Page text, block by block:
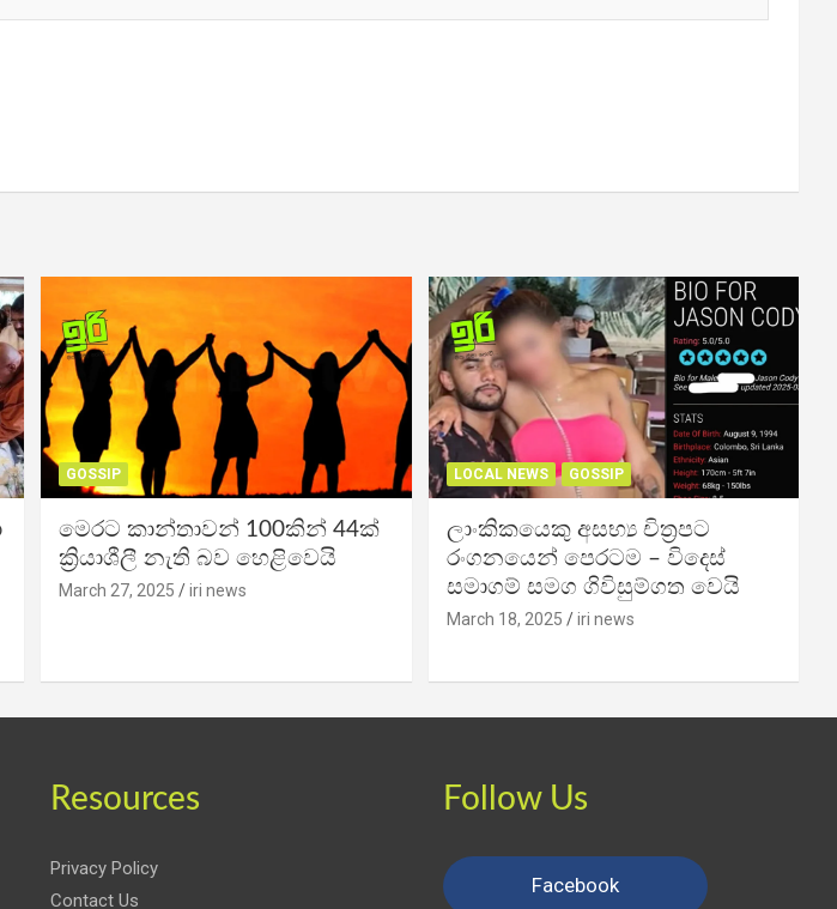
GOSSIP
මෙරට කාන්තාවන් 100කින් 44ක්
ක්‍රියාශීලී නැති බව හෙළිවෙයි
March 27, 2025 iri news
LOCAL NEWS GOSSIP
ලාංකිකයෙකු අසභ්‍ය චිත්‍රපට
රංගනයෙන් පෙරටම – විදෙස්
සමාගම් සමග ගිවිසුම්ගත වෙයි
March 18, 2025 iri news
Resources
Privacy Policy
Contact Us
Follow Us
Facebook